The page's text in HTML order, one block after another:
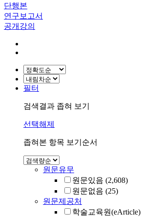
단행본
연구보고서
공개강의
필터
검색결과 좁혀 보기
선택해제
좁혀본 항목 보기순서
원문유무
원문있음 (2,608)
원문없음 (25)
원문제공처
학술교육원(eArticle)